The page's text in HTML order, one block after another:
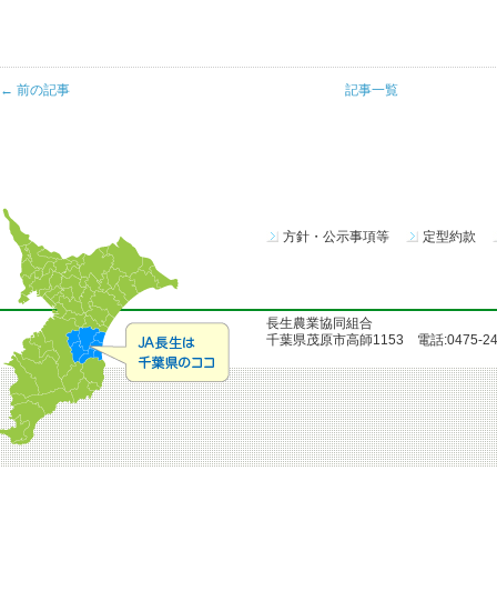
← 前の記事 記事一覧
方針・公示事項等 定型約款
長生農業協同組合
千葉県茂原市高師1153 電話:0475-